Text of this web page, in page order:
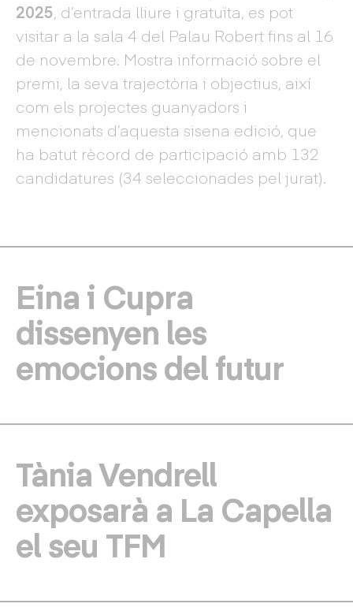
2025, d’entrada lliure i gratuïta, es pot
visitar a la sala 4 del Palau Robert fins al 16
de novembre. Mostra informació sobre el
premi, la seva trajectòria i objectius, així
com els projectes guanyadors i
mencionats d’aquesta sisena edició, que
ha batut rècord de participació amb 132
candidatures (34 seleccionades pel jurat).
Eina i Cupra
dissenyen les
emocions del futur
Tània Vendrell
exposarà a La Capella
el seu TFM